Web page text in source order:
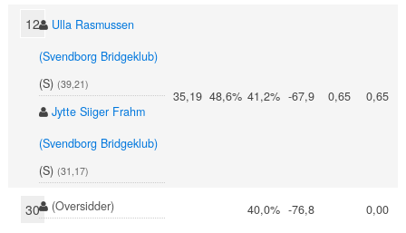
12
Ulla Rasmussen
(Svendborg Bridgeklub)
(S) (39,21)
Jytte Siiger Frahm
(Svendborg Bridgeklub)
(S) (31,17)
35,19 48,6% 41,2% -67,9 0,65 0,65
30 (Oversidder) 40,0% -76,8 0,00